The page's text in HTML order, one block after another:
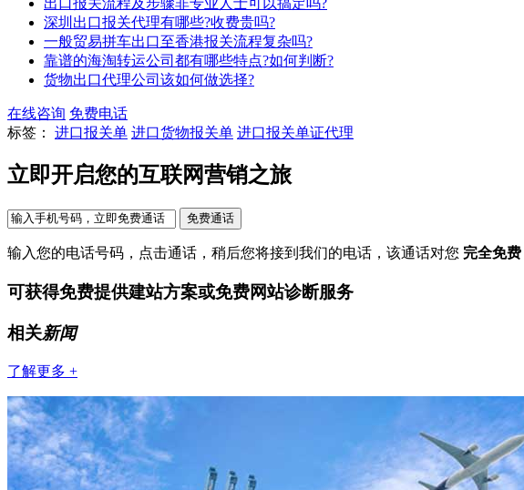
深圳出口报关代理有哪些?收费贵吗?
一般贸易拼车出口至香港报关流程复杂吗?
靠谱的海淘转运公司都有哪些特点?如何判断?
货物出口代理公司该如何做选择?
在线咨询 免费电话
标签：
进口报关单 进口货物报关单 进口报关单证代理
立即开启您的互联网营销之旅
输入您的电话号码，点击通话，稍后您将接到我们的电话，该通话对您 完全免费
可获得免费提供建站方案或免费网站诊断服务
相关新闻
了解更多 +